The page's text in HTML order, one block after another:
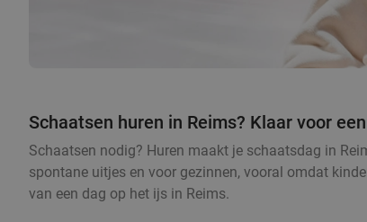
Schaatsen huren in Reims? Klaar voor
Schaatsen nodig? Huren maakt je schaatsdag in
spontane uitjes en voor gezinnen, vooral omdat
van een dag op het ijs in Reims.